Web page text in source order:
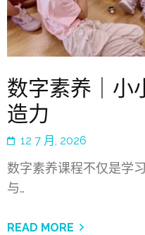
数字素养｜小
造力
12 7 月, 2026
数字素养课程不仅是学
与…
READ MORE